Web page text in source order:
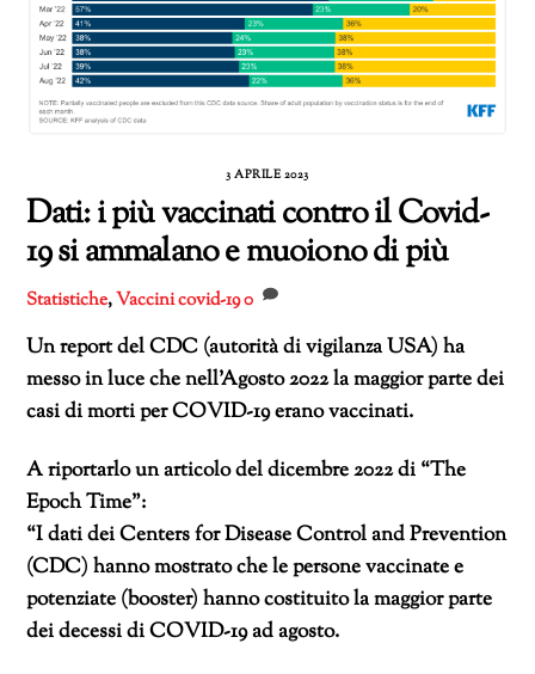
3 APRILE 2023
Dati: i più vaccinati contro il Covid-
19 si ammalano e muoiono di più
Statistiche,Vaccinicovid-190
Un report del CDC (autorità di vigilanza USA) ha
messo in luce che nell’Agosto 2022 la maggior parte dei
casi di morti per COVID-19 erano vaccinati.
A riportarlo un articolo del dicembre 2022 di “The
Epoch Time”:
“I dati dei Centers for Disease Control and Prevention
(CDC) hanno mostrato che le persone vaccinate e
potenziate (booster) hanno costituito la maggior parte
dei decessi di COVID-19 ad agosto.